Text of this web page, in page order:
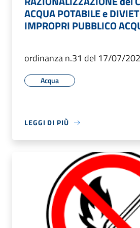
ACQUA POTABILE e
IMPROPRI PUBBLICO
ordinanza n.31 del 17/07/
Acqua
LEGGI DI PIÙ